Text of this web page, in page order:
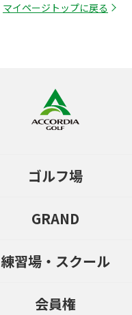
マイページトップに戻る
ゴルフ場
GRAND
練習場・スクール
会員権